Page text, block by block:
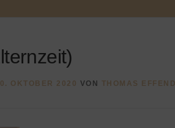
OKTOBER 2020 VON THOMAS